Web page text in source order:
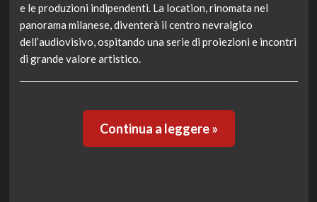
e le produzioni indipendenti. La location, rinomata nel
panorama milanese, diventerà il centro nevralgico
dell’audiovisivo, ospitando una serie di proiezioni e incontri
di grande valore artistico.
Continua a leggere »